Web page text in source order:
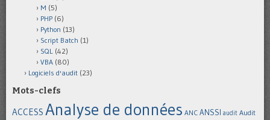
M (5)
PHP (6)
Python (13)
Script Batch (1)
SQL (42)
VBA (80)
Logiciels d'audit (23)
Mots-clefs
ACCESS Analyse de données ANC ANSSI audit Audit